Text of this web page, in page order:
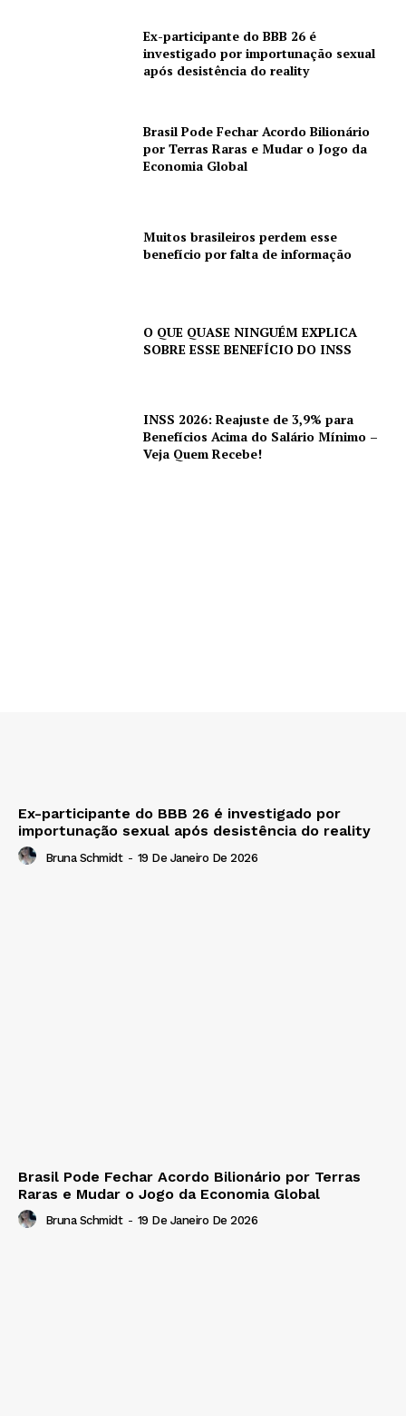
Ex-participante do BBB 26 é
investigado por importunação sexual
após desistência do reality
Brasil Pode Fechar Acordo Bilionário
por Terras Raras e Mudar o Jogo da
Economia Global
Muitos brasileiros perdem esse
benefício por falta de informação
O QUE QUASE NINGUÉM EXPLICA
SOBRE ESSE BENEFÍCIO DO INSS
INSS 2026: Reajuste de 3,9% para
Benefícios Acima do Salário Mínimo –
Veja Quem Recebe!
Ex-participante do BBB 26 é investigado por
importunação sexual após desistência do reality
Bruna Schmidt - 19 De Janeiro De 2026
Brasil Pode Fechar Acordo Bilionário por Terras
Raras e Mudar o Jogo da Economia Global
Bruna Schmidt - 19 De Janeiro De 2026